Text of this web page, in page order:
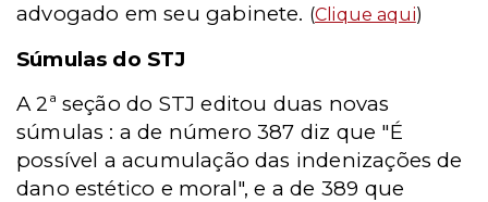
advogado em seu gabinete. (Clique aqui)
Súmulas do STJ
A 2ª seção do STJ editou duas novas
súmulas : a de número 387 diz que "É
possível a acumulação das indenizações de
dano estético e moral", e a de 389 que